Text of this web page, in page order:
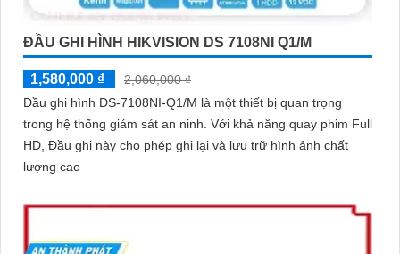
ĐẦU GHI HÌNH HIKVISION DS 7108NI Q1/M
1,580,000 ₫
2,060,000 ₫
Đầu ghi hình DS-7108NI-Q1/M là một thiết bị quan trọng
trong hệ thống giám sát an ninh. Với khả năng quay phim Full
HD, Đầu ghi này cho phép ghi lại và lưu trữ hình ảnh chất
lượng cao